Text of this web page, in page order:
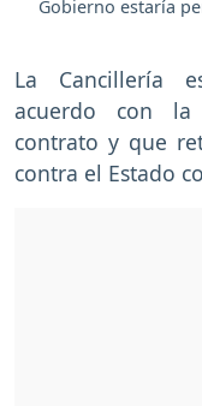
Gobierno estaría
La Cancillería
acuerdo con la
contrato y que
contra el Estado